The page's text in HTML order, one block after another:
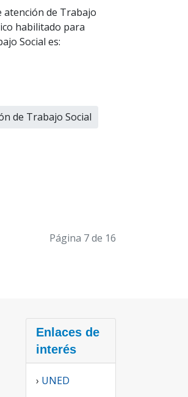
atención de Trabajo
habilitado para
Social es:
de Trabajo Social
Página 7 de 16
Enlaces de
interés
› UNED